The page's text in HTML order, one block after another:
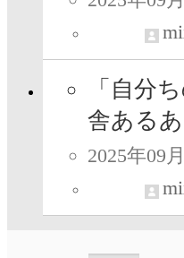
「自分
舎あるあ
2025年09